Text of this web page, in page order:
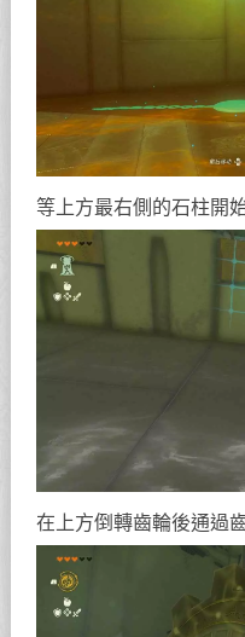
等上方最右側的石柱開
在上方倒轉齒輪後通過